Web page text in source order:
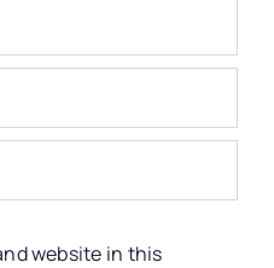
website in this